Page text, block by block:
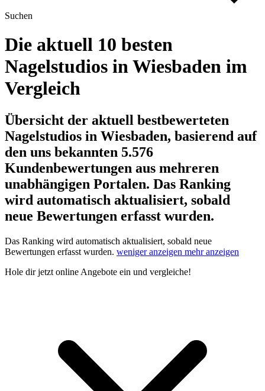
Suchen
Die aktuell 10 besten
Nagelstudios in Wiesbaden im
Vergleich
Übersicht der aktuell bestbewerteten
Nagelstudios in Wiesbaden, basierend auf
den uns bekannten 5.576
Kundenbewertungen aus mehreren
unabhängigen Portalen. Das Ranking
wird automatisch aktualisiert, sobald
neue Bewertungen erfasst wurden.
Das Ranking wird automatisch aktualisiert, sobald neue
Bewertungen erfasst wurden. weniger anzeigen mehr anzeigen
Hole dirjetzt online Angebote ein und vergleiche!